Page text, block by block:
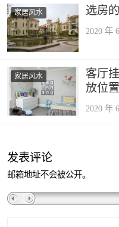
家居风水 选房
2020 年
家居风水
客厅
放位
2020 年
发表评论
邮箱地址不会被公开。